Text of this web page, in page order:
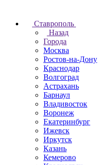
Ставрополь
Назад
Города
Москва
Ростов-на-Дону
Краснодар
Волгоград
Астрахань
Барнаул
Владивосток
Воронеж
Екатеринбург
Ижевск
Иркутск
Казань
Кемерово